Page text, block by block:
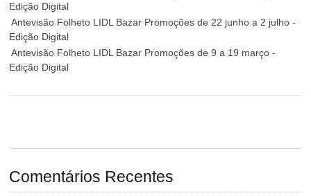
Edição Digital
Antevisão Folheto LIDL Bazar Promoções de 22 junho a 2 julho -
Edição Digital
Antevisão Folheto LIDL Bazar Promoções de 9 a 19 março -
Edição Digital
Comentários Recentes